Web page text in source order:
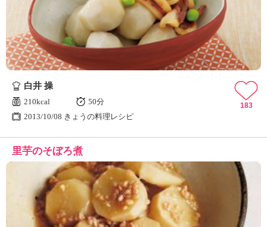
白井 操
210kcal
50分
2013/10/08 きょうの料理レシピ
183
里芋のそぼろ煮